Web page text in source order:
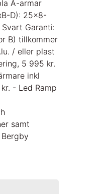
A-armar
D): 25×8-
Garanti:
B) tillkommer
/ eller plast
5 995 kr.
inkl
- Led Ramp
samt